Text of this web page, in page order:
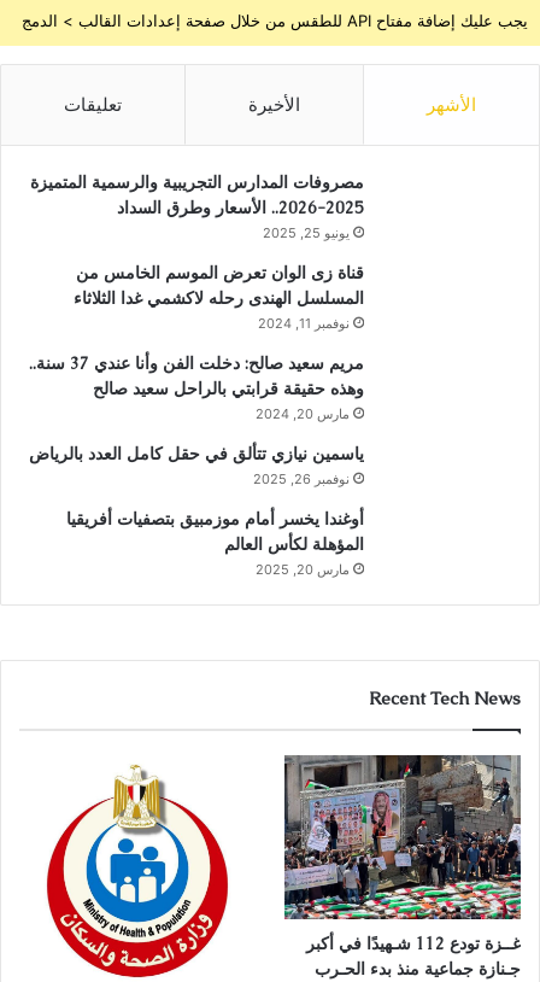
يجب عليك إضافة مفتاح API للطقس من خلال صفحة إعدادات القالب > الدمج
الأشهر الأخيرة تعليقات
مصروفات المدارس التجريبية والرسمية المتميزة
2025-2026.. الأسعار وطرق السداد
يونيو 25, 2025
قناة زى الوان تعرض الموسم الخامس من
المسلسل الهندى رحله لاكشمي غدا الثلاثاء
نوفمبر 11, 2024
مريم سعيد صالح: دخلت الفن وأنا عندي 37 سنة..
وهذه حقيقة قرابتي بالراحل سعيد صالح
مارس 20, 2024
ياسمين نيازي تتألق في حقل كامل العدد بالرياض
نوفمبر 26, 2025
أوغندا يخسر أمام موزمبيق بتصفيات أفريقيا
المؤهلة لكأس العالم
مارس 20, 2025
Recent Tech News
غــزة تودع 112 شـهيدًا في أكبر
جـنازة جماعية منذ بدء الحـرب